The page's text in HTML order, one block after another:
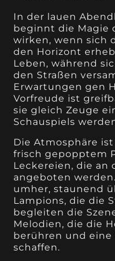
In der lauen
beginnt die Magie
wirken, wenn sich
den Horizont
Leben, während
den Straßen
Erwartungen gen
Vorfreude ist
sie gleich Zeuge
Schauspiels
Die Atmosphäre
frisch gepopptem
Leckereien, die an
angeboten
umher, staunend
Lampions, die die
begleiten die
Melodien, die die
berühren und eine
schaffen.